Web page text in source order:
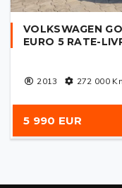
VOLKSWAGEN
EURO 5 RATE-
2013 272 000
5 990 EUR